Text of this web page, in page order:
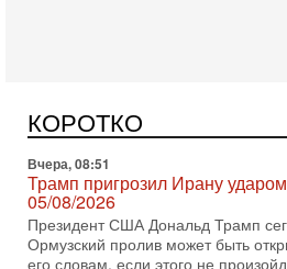
КОРОТКО
его словам, если этого не
4-08-2026, 20:08
Трамп выбирает подходящий
Украину никогда не примут в
Сегодня гость нашей студии
(в отставке) Гарри (Юрий) Табах,
антитеррористического центра